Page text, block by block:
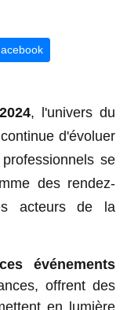
, l'univers du
d'évoluer
se
des rendez-
acteurs de la
événements
offrent des
en lumière